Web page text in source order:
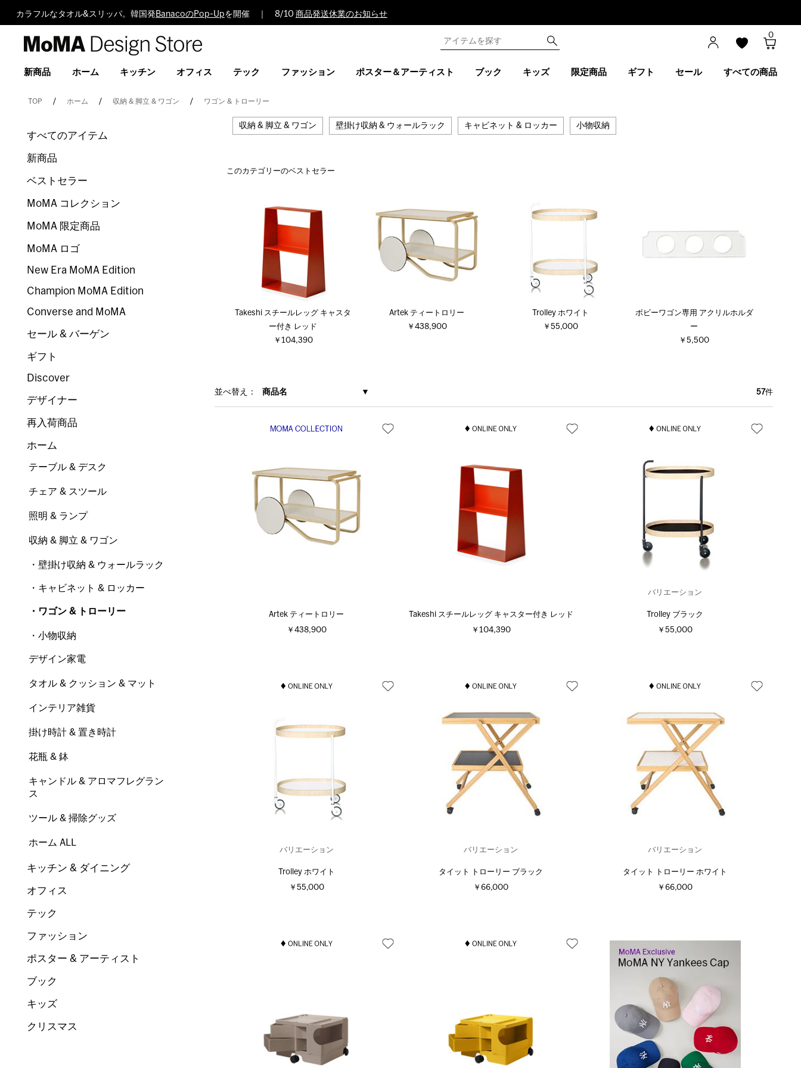
カラフルなタオル&スリッパ。韓国発 BanacoのPop-Upを開催 ｜ 8/10 商品発送休業のお知らせ
Design
0
新商品 ホーム キッチン オフィス テック ファッション ポスター＆アーティスト ブック キッズ 限定商品 ギフト セール すべての商品
TOP ホーム 収納 & 脚立 & ワゴン ワゴン & トローリー
収納 & 脚立 & ワゴン 壁掛け収納 & ウォールラック キャビネット & ロッカー 小物収納
このカテゴリーのベストセラー
Takeshi スチールレッグ キャスタ
ー付き レッド
￥104,390
Artek ティートロリー
￥438,900
Trolley ホワイト
￥55,000
ボビーワゴン専用 アクリルホルダ
ー
￥5,500
並べ替え： 商品名 57件
Artek ティートロリー
￥438,900
Takeshi スチールレッグ キャスター付き レッド
￥104,390
バリエーション
Trolley ブラック
￥55,000
バリエーション
Trolley ホワイト
￥55,000
バリエーション
タイット トローリー ブラック
￥66,000
バリエーション
タイット トローリー ホワイト
￥66,000
すべてのアイテム
新商品
ベストセラー
MoMA コレクション
MoMA 限定商品
MoMA ロゴ
New Era MoMA Edition
Champion MoMA Edition
Converse and MoMA
セール & バーゲン
ギフト
Discover
デザイナー
再入荷商品
ホーム
テーブル & デスク
チェア & スツール
照明 & ランプ
収納 & 脚立 & ワゴン
・壁掛け収納 & ウォールラック
・キャビネット & ロッカー
・ワゴン & トローリー
・小物収納
デザイン家電
タオル & クッション & マット
インテリア雑貨
掛け時計 & 置き時計
花瓶 & 鉢
キャンドル & アロマフレグラン
ス
ツール & 掃除グッズ
ホーム ALL
キッチン & ダイニング
オフィス
テック
ファッション
ポスター & アーティスト
ブック
キッズ
クリスマス